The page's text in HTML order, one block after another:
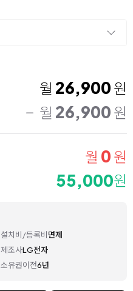
월 26,900 원
월 26,900 원
월 0 원
55,000원
설치비/등록비면제
제조사LG전자
소유권이전6년